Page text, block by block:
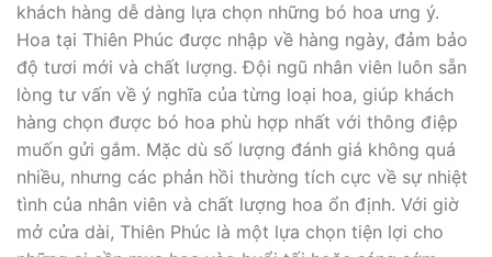
khách hàng dễ dàng lựa chọn những bó hoa ưng ý.
Hoa tại Thiên Phúc được nhập về hàng ngày, đảm bảo
độ tươi mới và chất lượng. Đội ngũ nhân viên luôn sẵn
lòng tư vấn về ý nghĩa của từng loại hoa, giúp khách
hàng chọn được bó hoa phù hợp nhất với thông điệp
muốn gửi gắm. Mặc dù số lượng đánh giá không quá
nhiều, nhưng các phản hồi thường tích cực về sự nhiệt
tình của nhân viên và chất lượng hoa ổn định. Với giờ
mở cửa dài, Thiên Phúc là một lựa chọn tiện lợi cho